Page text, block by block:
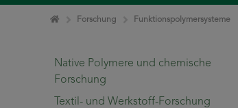
HomeForschung Funktionspolymersysteme
Native Polymere und chemische
Forschung
Textil- und Werkstoff-Forschung